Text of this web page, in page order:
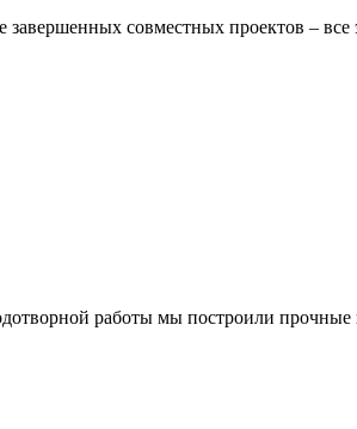
совместных проектов –
работы мы построили